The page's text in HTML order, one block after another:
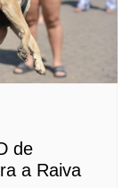
de
a Raiva